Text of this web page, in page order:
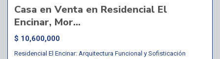
Casa en Venta en Residencial El
Encinar, Mor...
$ 10,600,000
Residencial El Encinar: Arquitectura Funcional y Sofisticación